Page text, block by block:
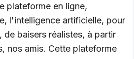
plateforme en ligne,
l'intelligence artificielle, pour
de baisers réalistes, à partir
nos amis. Cette plateforme